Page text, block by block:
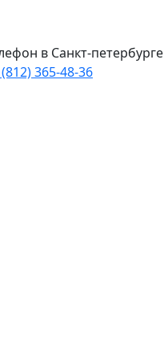
в Санкт-петербурге
365-48-36